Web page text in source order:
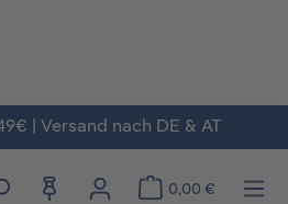
| Versand nach DE & AT
0,00 €